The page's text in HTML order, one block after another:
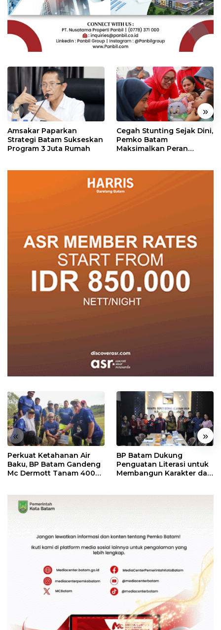
« »
Amsakar Paparkan
Strategi Batam Sukseskan
Program 3 Juta Rumah
Cegah Stunting Sejak Dini,
Pemko Batam
Maksimalkan Peran
« »
Perkuat Ketahanan Air
Baku, BP Batam Gandeng
Mc Dermott Tanam 400
BP Batam Dukung
Penguatan Literasi untuk
Membangun Karakter dan